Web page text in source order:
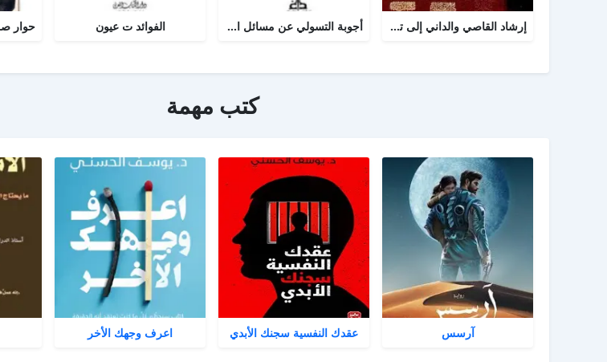
إرشاد القاصي والداني إلى تراجم شيوخ الطبراني أجوبة التسولي عن مسائل الأمير عبد القادر في الجهاد الفوائد ت عيون
كتب مهمة
آرسس عقدك النفسية سجنك الأبدي اعرف وجهك الأخر